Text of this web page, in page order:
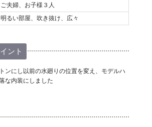
ご夫婦、お子様３人
明るい部屋、吹き抜け、広々
ント
ンにし以前の水廻りの位置を変え、モデルハ
な内装にしました